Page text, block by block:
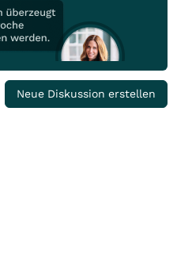
Neue Diskussion erstellen